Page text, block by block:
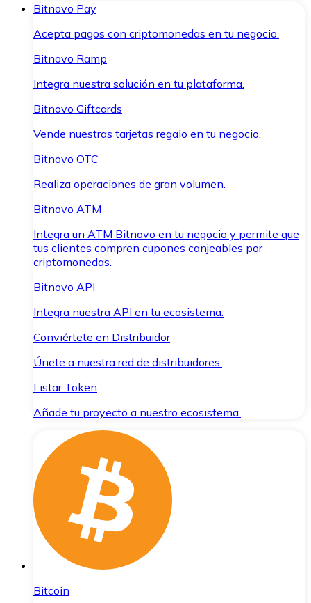
Bitnovo Pay
Acepta pagos con criptomonedas en tu negocio.
Bitnovo Ramp
Integra nuestra solución en tu plataforma.
Bitnovo Giftcards
Vende nuestras tarjetas regalo en tu negocio.
Bitnovo OTC
Realiza operaciones de gran volumen.
Bitnovo ATM
Integra un ATM Bitnovo en tu negocio y permite que
tus clientes compren cupones canjeables por
criptomonedas.
Bitnovo API
Integra nuestra API en tu ecosistema.
Conviértete en Distribuidor
Únete a nuestra red de distribuidores.
Listar Token
Añade tu proyecto a nuestro ecosistema.
Bitcoin